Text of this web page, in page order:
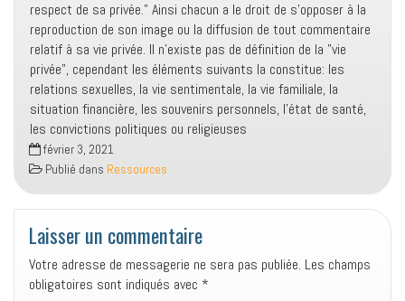
respect de sa privée." Ainsi chacun a le droit de s'opposer à la
reproduction de son image ou la diffusion de tout commentaire
relatif à sa vie privée. Il n'existe pas de définition de la "vie
privée", cependant les éléments suivants la constitue: les
relations sexuelles, la vie sentimentale, la vie familiale, la
situation financière, les souvenirs personnels, l'état de santé,
les convictions politiques ou religieuses
février 3, 2021
Publié dans Ressources
Laisser un commentaire
Votre adresse de messagerie ne sera pas publiée. Les champs
obligatoires sont indiqués avec *